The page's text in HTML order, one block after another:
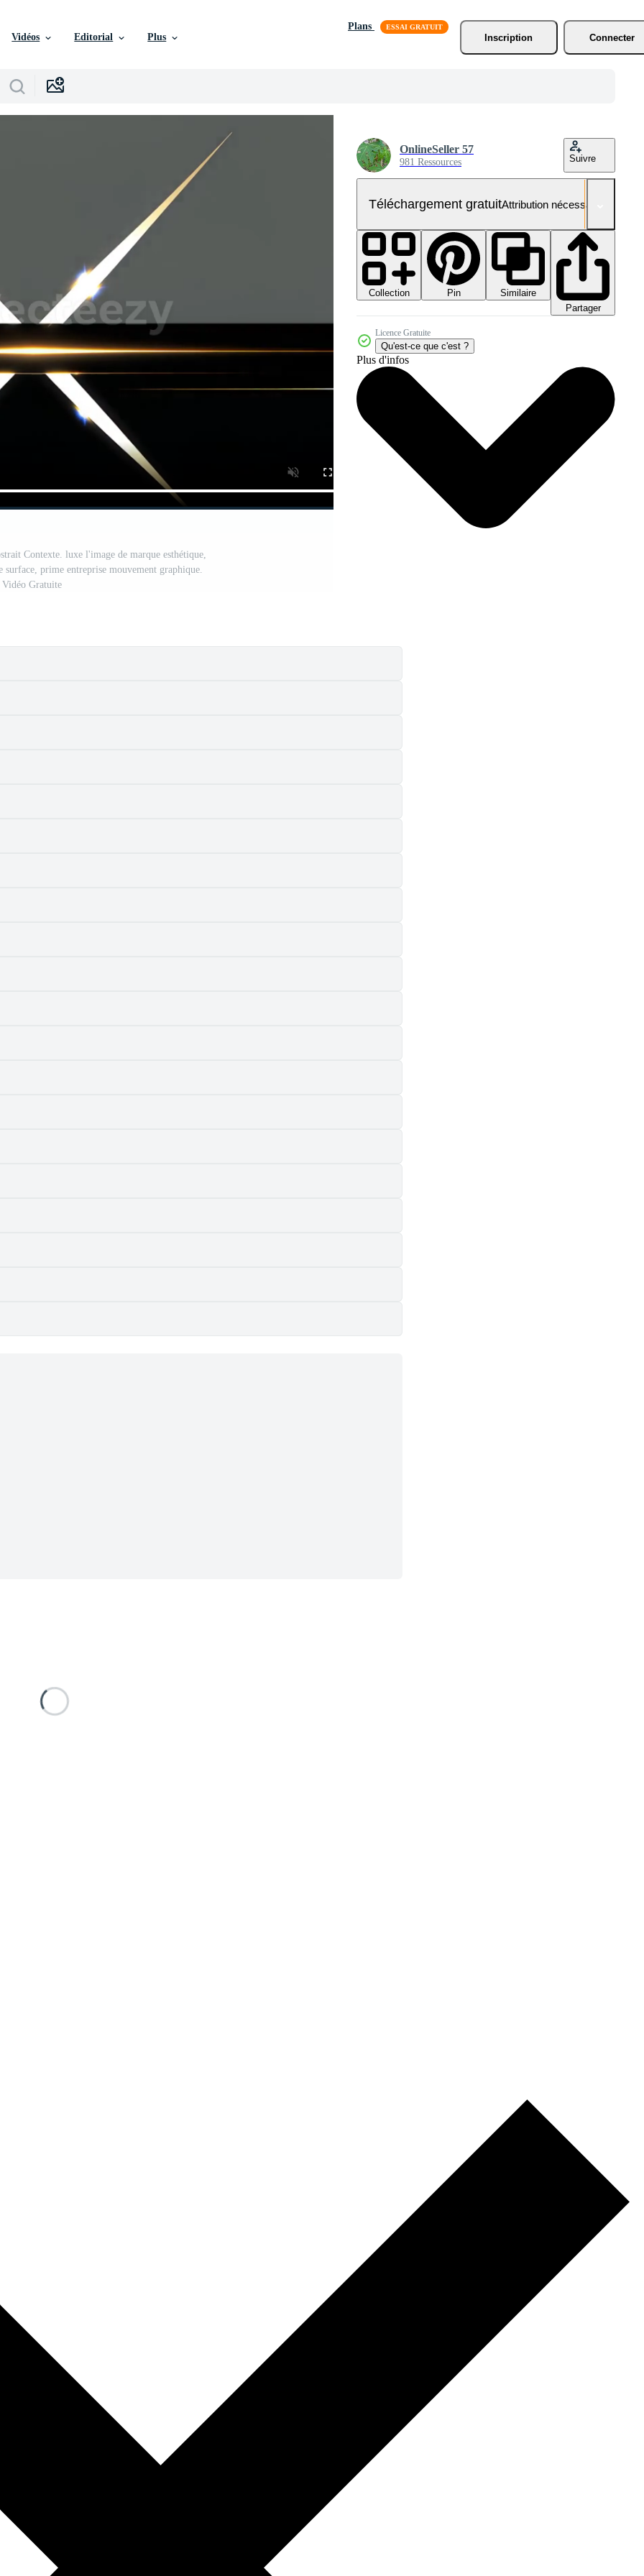
Vidéos Editorial Plus
Plans
Inscription
Connecter
Contexte. luxe l'image de marque esthétique,
surface, prime entreprise mouvement graphique.
Vidéo Gratuite
OnlineSeller 57
981 Ressources Suivre
Téléchargement gratuitAttribution nécessaire
Collection Pin
Similaire
Partager
Licence Gratuite
Qu'est-ce que c'est ?
Plus d'infos